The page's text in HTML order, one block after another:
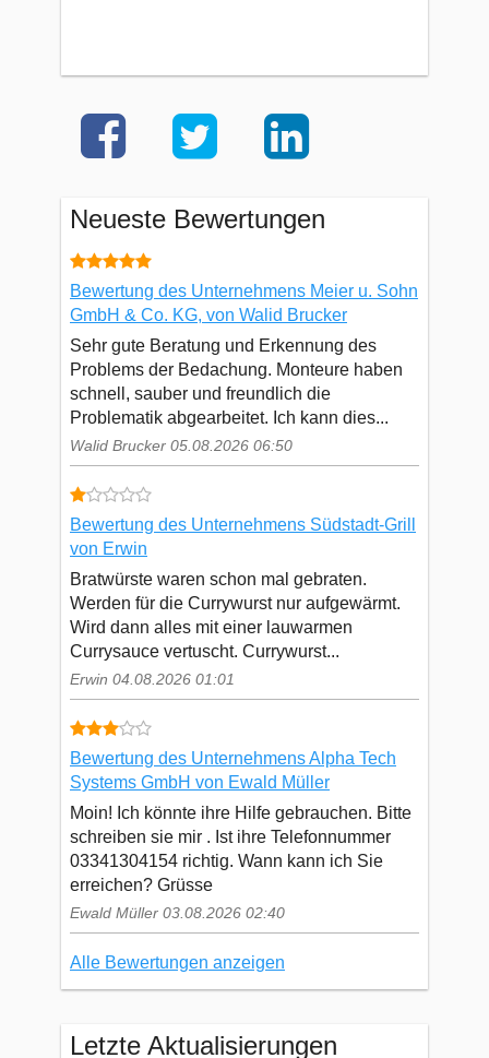
Neueste Bewertungen
Bewertung des Unternehmens Meier u. Sohn
GmbH & Co. KG, von Walid Brucker
Sehr gute Beratung und Erkennung des
Problems der Bedachung. Monteure haben
schnell, sauber und freundlich die
Problematik abgearbeitet. Ich kann dies...
Walid Brucker 05.08.2026 06:50
Bewertung des Unternehmens Südstadt-Grill
von Erwin
Bratwürste waren schon mal gebraten.
Werden für die Currywurst nur aufgewärmt.
Wird dann alles mit einer lauwarmen
Currysauce vertuscht. Currywurst...
Erwin 04.08.2026 01:01
Bewertung des Unternehmens Alpha Tech
Systems GmbH von Ewald Müller
Moin! Ich könnte ihre Hilfe gebrauchen. Bitte
schreiben sie mir . Ist ihre Telefonnummer
03341304154 richtig. Wann kann ich Sie
erreichen? Grüsse
Ewald Müller 03.08.2026 02:40
Alle Bewertungen anzeigen
Letzte Aktualisierungen